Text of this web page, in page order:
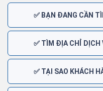
✅ BẠN ĐANG CẦN
✅ TÌM ĐỊA CHỈ DỊCH
✅ TẠI SAO KHÁCH